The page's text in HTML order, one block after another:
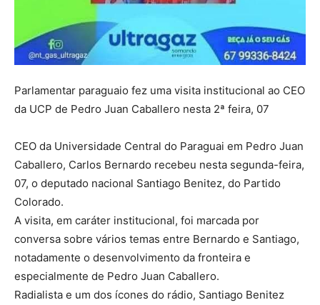
Parlamentar paraguaio fez uma visita institucional ao CEO
da UCP de Pedro Juan Caballero nesta 2ª feira, 07
CEO da Universidade Central do Paraguai em Pedro Juan
Caballero, Carlos Bernardo recebeu nesta segunda-feira,
07, o deputado nacional Santiago Benitez, do Partido
Colorado.
A visita, em caráter institucional, foi marcada por
conversa sobre vários temas entre Bernardo e Santiago,
notadamente o desenvolvimento da fronteira e
especialmente de Pedro Juan Caballero.
Radialista e um dos ícones do rádio, Santiago Benitez